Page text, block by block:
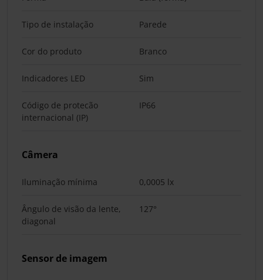
Tipo de instalação Parede
Cor do produto Branco
Indicadores LED Sim
Código de protecão
internacional (IP)
IP66
Câmera
Iluminação mínima 0,0005 lx
Ângulo de visão da lente,
diagonal
127°
Sensor de imagem